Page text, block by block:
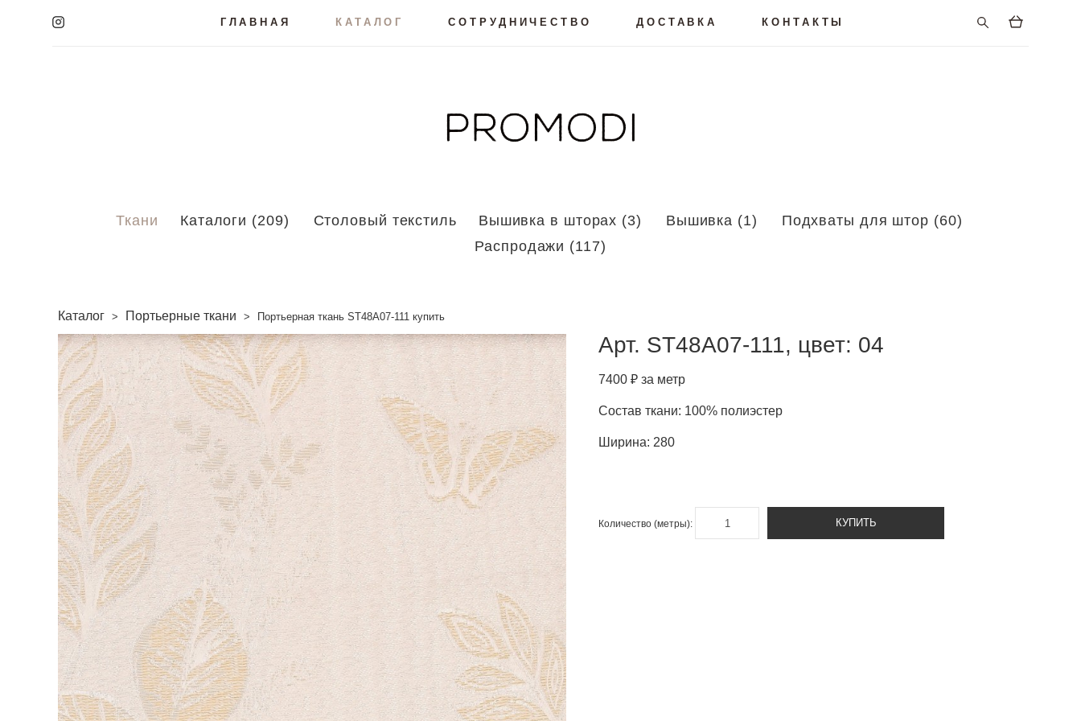
ГЛАВНАЯ КАТАЛОГ СОТРУДНИЧЕСТВО ДОСТАВКА КОНТАКТЫ
Ткани Каталоги (209) Столовый текстиль Вышивка в шторах (3) Вышивка (1)
Подхваты для штор (60)
Распродажи (117)
Каталог > Портьерные ткани > Портьерная ткань ST48A07-111 купить
Арт. ST48A07-111, цвет: 04
7400 ₽ за метр
Состав ткани: 100% полиэстер
Ширина: 280
Количество (метры): КУПИТЬ